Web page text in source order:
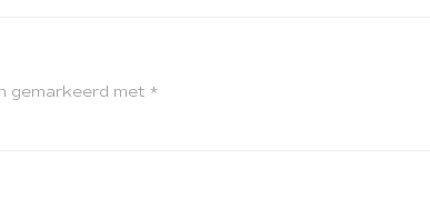
gemarkeerd met *